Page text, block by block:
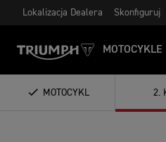
Lokalizacja Dealera Skonfiguruj
MOTOCYKLE
MOTOCYKL 2.